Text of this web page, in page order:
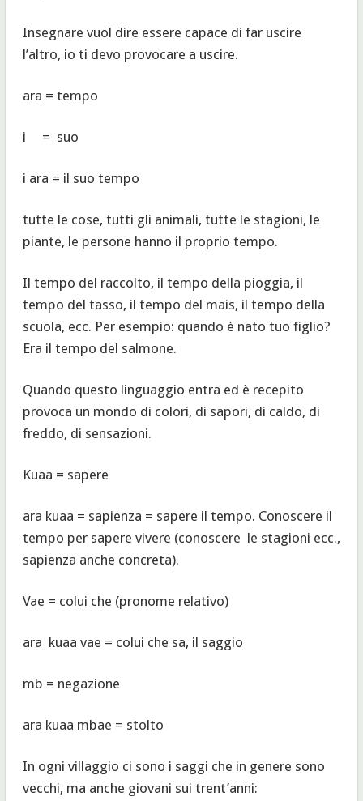
Insegnare vuol dire essere capace di far uscire
l’altro, io ti devo provocare a uscire.
ara = tempo
i = suo
i ara = il suo tempo
tutte le cose, tutti gli animali, tutte le stagioni, le
piante, le persone hanno il proprio tempo.
Il tempo del raccolto, il tempo della pioggia, il
tempo del tasso, il tempo del mais, il tempo della
scuola, ecc. Per esempio: quando è nato tuo figlio?
Era il tempo del salmone.
Quando questo linguaggio entra ed è recepito
provoca un mondo di colori, di sapori, di caldo, di
freddo, di sensazioni.
Kuaa = sapere
ara kuaa = sapienza = sapere il tempo. Conoscere il
tempo per sapere vivere (conoscere le stagioni ecc.,
sapienza anche concreta).
Vae = colui che (pronome relativo)
ara kuaa vae = colui che sa, il saggio
mb = negazione
ara kuaa mbae = stolto
In ogni villaggio ci sono i saggi che in genere sono
vecchi, ma anche giovani sui trent’anni: